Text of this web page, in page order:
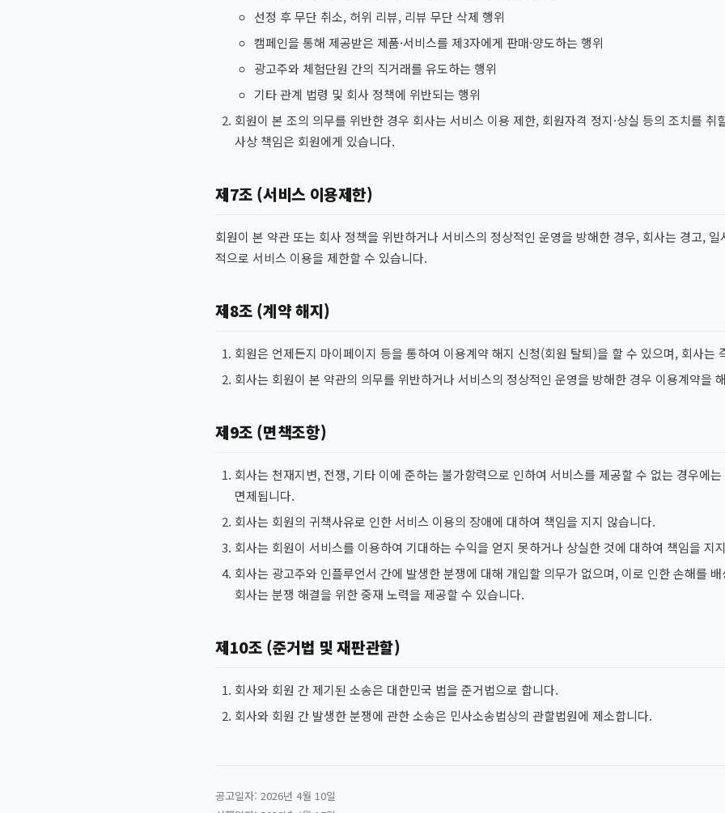
선정 후 무단 취소, 허위 리뷰, 리뷰 무단 삭제 행위
캠페인을 통해 제공받은 제품·서비스를 제3자에게 판매·양도하는 행위
광고주와 체험단원 간의 직거래를 유도하는 행위
기타 관계 법령 및 회사 정책에 위반되는 행위
회원이 본 조의 의무를 위반한 경우 회사는 서비스 이용 제한, 회원자격 정지·상실 등의 조치를 취
사상 책임은 회원에게 있습니다.
제7조 (서비스 이용제한)
회원이 본 약관 또는 회사 정책을 위반하거나 서비스의 정상적인 운영을 방해한 경우, 회사는 경고,
적으로 서비스 이용을 제한할 수 있습니다.
제8조 (계약 해지)
회원은 언제든지 마이페이지 등을 통하여 이용계약 해지 신청(회원 탈퇴)을 할 수 있으며, 회사는
회사는 회원이 본 약관의 의무를 위반하거나 서비스의 정상적인 운영을 방해한 경우 이용계약을
제9조 (면책조항)
회사는 천재지변, 전쟁, 기타 이에 준하는 불가항력으로 인하여 서비스를 제공할 수 없는 경우에
면제됩니다.
회사는 회원의 귀책사유로 인한 서비스 이용의 장애에 대하여 책임을 지지 않습니다.
회사는 회원이 서비스를 이용하여 기대하는 수익을 얻지 못하거나 상실한 것에 대하여 책임을 지
회사는 광고주와 인플루언서 간에 발생한 분쟁에 대해 개입할 의무가 없으며, 이로 인한 손해를
회사는 분쟁 해결을 위한 중재 노력을 제공할 수 있습니다.
제10조 (준거법 및 재판관할)
회사와 회원 간 제기된 소송은 대한민국 법을 준거법으로 합니다.
회사와 회원 간 발생한 분쟁에 관한 소송은 민사소송법상의 관할법원에 제소합니다.
공고일자: 2026년 4월 10일